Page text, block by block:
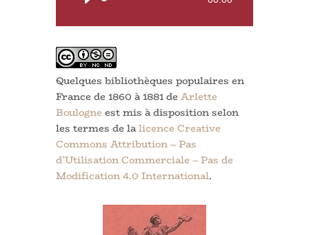
Quelques bibliothèques populaires en
France de 1860 à 1881de Arlette
Boulogne est mis à disposition selon
les termes de lalicence Creative
Commons Attribution – Pas
d’Utilisation Commerciale – Pas de
Modification 4.0 International.